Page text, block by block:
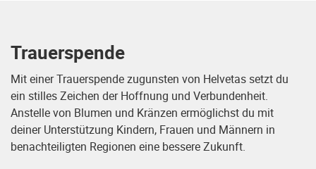
Trauerspende
Mit einer Trauerspende zugunsten von Helvetas setzt du
ein stilles Zeichen der Hoffnung und Verbundenheit.
Anstelle von Blumen und Kränzen ermöglichst du mit
deiner Unterstützung Kindern, Frauen und Männern in
benachteiligten Regionen eine bessere Zukunft.